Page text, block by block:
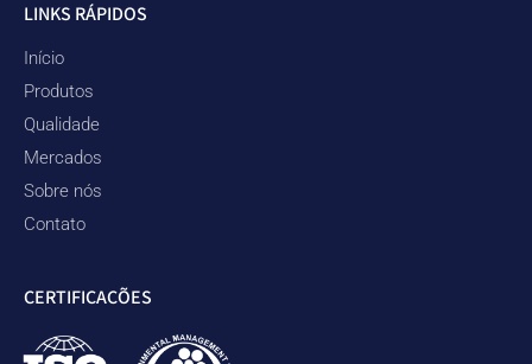
LINKS RÁPIDOS
Início
Produtos
Qualidade
Mercados
Sobre nós
Contato
CERTIFICAÇÕES